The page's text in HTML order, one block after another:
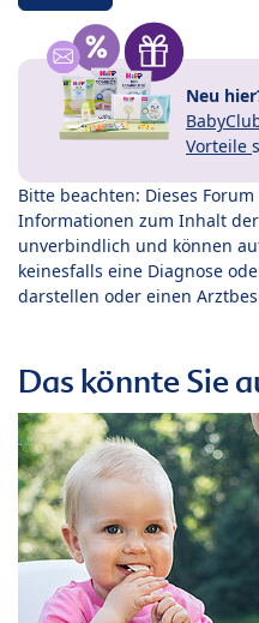
Neu
Vorteile
Bitte beachten: Dieses
Informationen zum Inhalt
unverbindlich und können
keinesfalls eine Diagnose
darstellen oder einen
Das könnte Sie